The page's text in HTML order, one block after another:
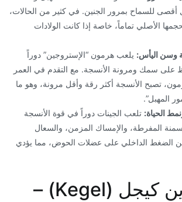
للسماح بمرور الجنين. في كثير من الحالات،
الأصلي تماماً، خاصة إذا كانت الولادات
وسن اليأس: يلعب هرمون “الإستروجين” دوراً
على سمك ومرونة الأنسجة. مع التقدم في العمر
تصبح الأنسجة أكثر رقة وأقل مرونة، وهو ما
المهبل”.
الحياة: تلعب الجينات دوراً في قوة الأنسجة
المفرطة، والإمساك المزمن، والسعال
الضغط الداخلي على عضلات الحوض، مما يؤدي
​ثانياً: تمارين كيجل (Kegel) –